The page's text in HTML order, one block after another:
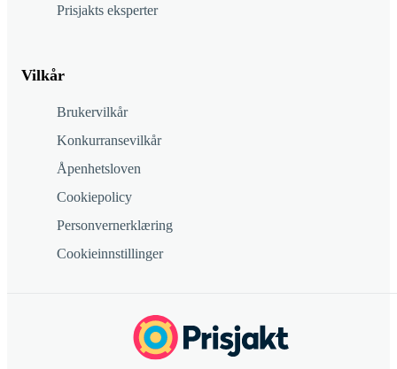
Prisjakts eksperter
Vilkår
Brukervilkår
Konkurransevilkår
Åpenhetsloven
Cookiepolicy
Personvernerklæring
Cookieinnstillinger